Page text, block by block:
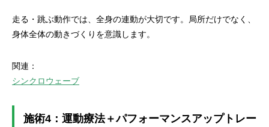
走る・跳ぶ動作では、全身の連動が大切です。局所だけでなく、
身体全体の動きづくりを意識します。
関連：
シンクロウェーブ
施術4：運動療法＋パフォーマンスアップトレー